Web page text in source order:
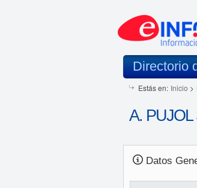
Directorio
Estás en: Inicio >
A. PUJOL
Datos